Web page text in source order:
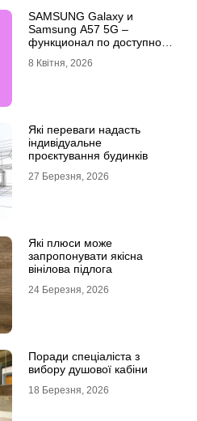
SAMSUNG Galaxy и
Samsung A57 5G –
функционал по доступной
8 Квітня, 2026
Які переваги надасть
індивідуальне
проєктування будинків
27 Березня, 2026
Які плюси може
запропонувати якісна
вінілова підлога
24 Березня, 2026
Поради спеціаліста з
вибору душової кабіни
18 Березня, 2026